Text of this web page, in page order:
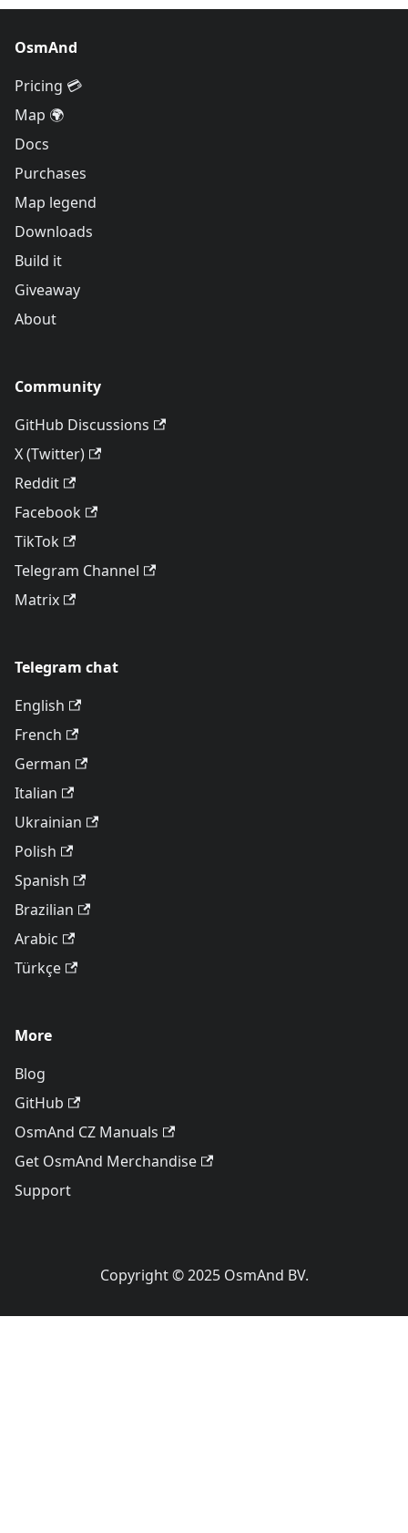
OsmAnd
Pricing 💳
Map 🌍
Docs
Purchases
Map legend
Downloads
Build it
Giveaway
About
Community
GitHub Discussions
X (Twitter)
Reddit
Facebook
TikTok
Telegram Channel
Matrix
Telegram chat
English
French
German
Italian
Ukrainian
Polish
Spanish
Brazilian
Arabic
Türkçe
More
Blog
GitHub
OsmAnd CZ Manuals
Get OsmAnd Merchandise
Support
Copyright © 2025 OsmAnd BV.